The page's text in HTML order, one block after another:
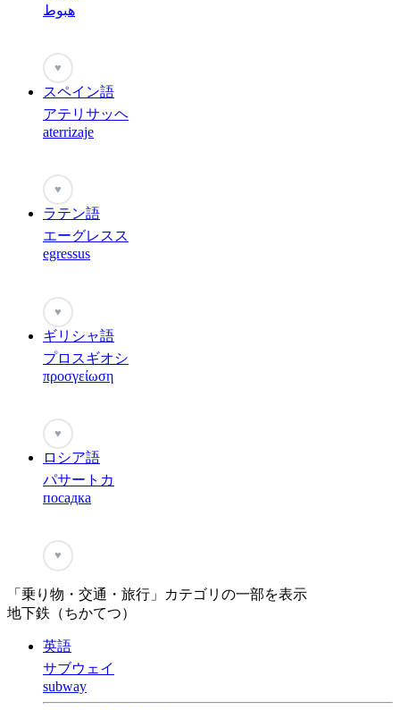
هبوط
♥
スペイン語
アテリサッヘ
aterrizaje
♥
ラテン語
エーグレスス
egressus
♥
ギリシャ語
プロスギオシ
προσγείωση
♥
ロシア語
パサートカ
посадка
♥
「乗り物・交通・旅行」カテゴリの一部を表示
地下鉄（ちかてつ）
英語
サブウェイ
subway